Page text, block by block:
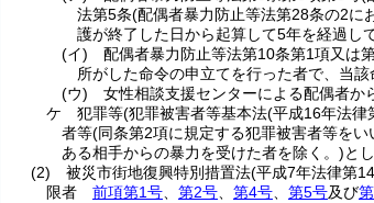
法第5条(配偶者暴力防止等法第28条の2に
護が終了した日から起算して5年を経過し
(イ)
配偶者暴力防止等法第10条第1項又は
所がした命令の申立てを行った者で、当
(ウ)
女性相談支援センターによる配偶者
ケ
犯罪等(犯罪被害者等基本法(平成16年法律
者等(同条第2項に規定する犯罪被害者等を
ある相手からの暴力を受けた者を除く。)と
(2)
被災市街地復興特別措置法(平成7年法律第
限者 前項第1号 第2号 第4号 第5号及び